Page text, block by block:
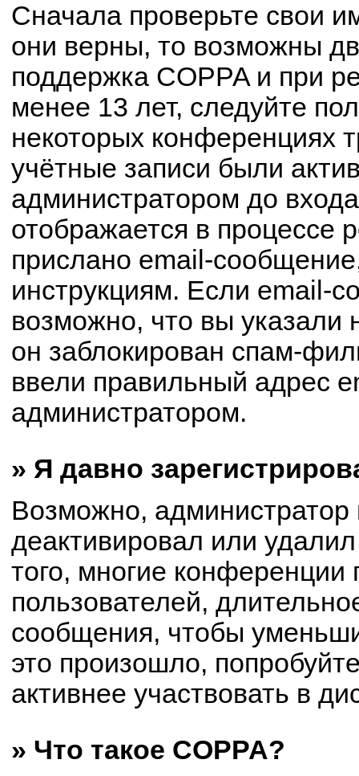
Сначала проверьте свои
они верны, то возможны
поддержка COPPA и при
менее 13 лет, следуйте
некоторых конференциях
учётные записи были
администратором до
отображается в процессе
прислано email-
инструкциям. Если email-
возможно, что вы
он заблокирован спам-
ввели правильный адрес
администратором.
» Я давно
Возможно, администратор
деактивировал или
того, многие конференции
пользователей,
сообщения, чтобы
это произошло,
активнее участвовать в
» Что такое COPPA?